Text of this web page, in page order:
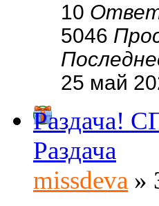
10
5046
25 май
Раздача!
Раздача
missdeva »